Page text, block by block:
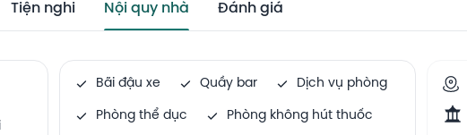
Tiện nghi Nội quy nhà Đánh giá
Bãi đậu xe Quầy bar Dịch vụ phòng
Phòng thể dục Phòng không hút thuốc